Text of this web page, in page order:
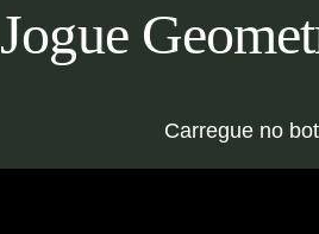
Jogue
Carregue no